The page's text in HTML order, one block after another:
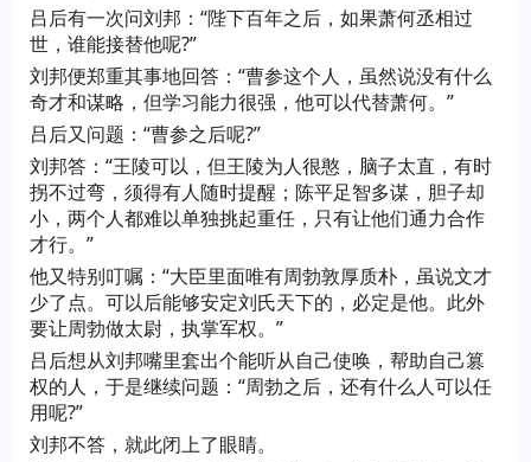
吕后有一次问刘邦：“陛下百年之后，如果萧何丞相过
世，谁能接替他呢?”
刘邦便郑重其事地回答：“曹参这个人，虽然说没有什么
奇才和谋略，但学习能力很强，他可以代替萧何。”
吕后又问题：“曹参之后呢?”
刘邦答：“王陵可以，但王陵为人很憨，脑子太直，有时
拐不过弯，须得有人随时提醒；陈平足智多谋，胆子却
小，两个人都难以单独挑起重任，只有让他们通力合作
才行。”
他又特别叮嘱：“大臣里面唯有周勃敦厚质朴，虽说文才
少了点。可以后能够安定刘氏天下的，必定是他。此外
要让周勃做太尉，执掌军权。”
吕后想从刘邦嘴里套出个能听从自己使唤，帮助自己篡
权的人，于是继续问题：“周勃之后，还有什么人可以任
用呢?”
刘邦不答，就此闭上了眼睛。